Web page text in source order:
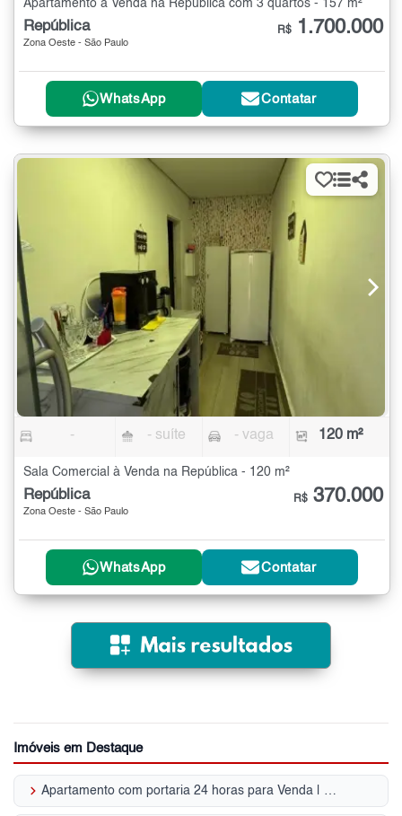
Apartamento à Venda na República com 3 quartos - 157 m²
República
Zona Oeste - São Paulo
R$ 1.700.000
WhatsApp Contatar
- - suíte - vaga 120 m²
Sala Comercial à Venda na República - 120 m²
República
Zona Oeste - São Paulo
R$ 370.000
WhatsApp Contatar
Imóveis em Destaque
keyboard_arrow_right Apartamento com portaria 24 horas para Venda | República